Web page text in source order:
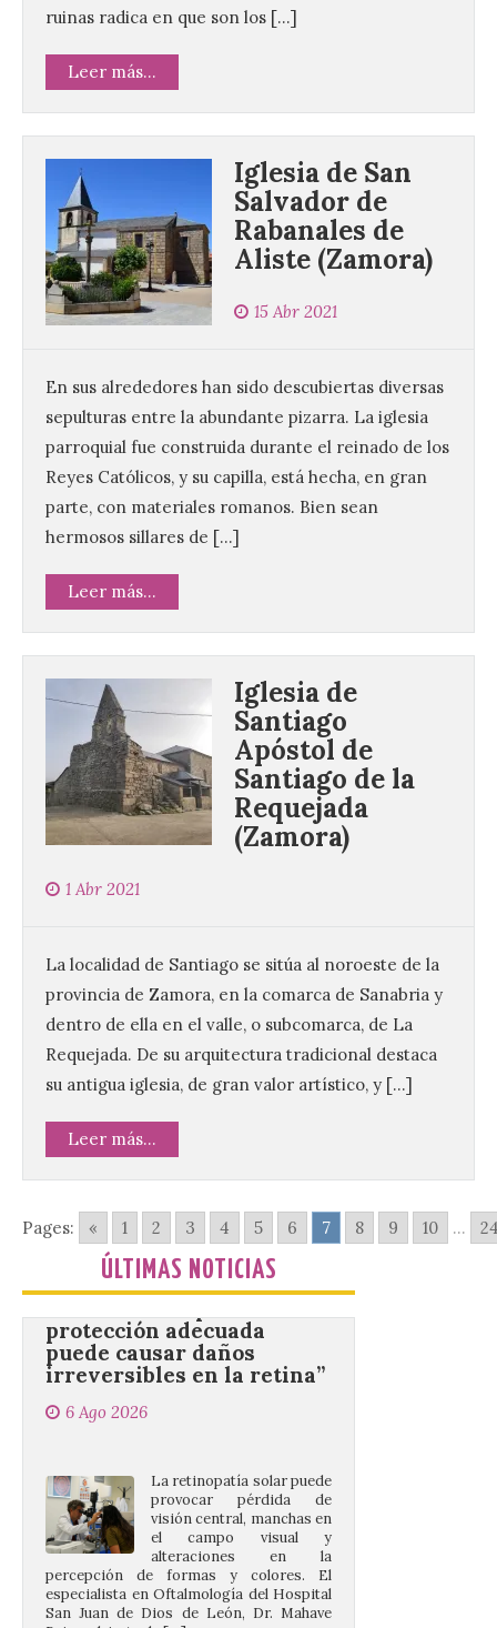
ruinas radica en que son los […]
Leer más...
Iglesia de San
Salvador de
Rabanales de
Aliste (Zamora)
15 Abr 2021
En sus alrededores han sido descubiertas diversas
sepulturas entre la abundante pizarra. La iglesia
parroquial fue construida durante el reinado de los
Reyes Católicos, y su capilla, está hecha, en gran
parte, con materiales romanos. Bien sean
hermosos sillares de […]
Leer más...
Iglesia de
Santiago
Apóstol de
Santiago de la
Requejada
(Zamora)
1 Abr 2021
La localidad de Santiago se sitúa al noroeste de la
provincia de Zamora, en la comarca de Sanabria y
dentro de ella en el valle, o subcomarca, de La
Requejada. De su arquitectura tradicional destaca
su antigua iglesia, de gran valor artístico, y […]
Leer más...
Pages: « 1 2 3 4 5 6 7 8 9 10 ...
ÚLTIMAS NOTICIAS
El Ayuntamiento de La
Bañeza presenta el
Festival One More Time,
una cita con la música de
los 80 y 90 para el 16 de
6 Ago 2026
Se celebrará el próximo
domingo 16 de agosto, a
partir de las 23:00 horas,
en la Plaza Mayor de la
del Ayuntamiento de La Bañeza ha
acogido esta mañana la presentación
oficial del Festival One […]
“Mirar un eclipse sin
protección adecuada
puede causar daños
irreversibles en la retina”
6 Ago 2026
el campo visual y
alteraciones en la
percepción de formas y colores. El
especialista en Oftalmología del Hospital
San Juan de Dios de León, Dr. Mahave
Ruiz, advierte de […]